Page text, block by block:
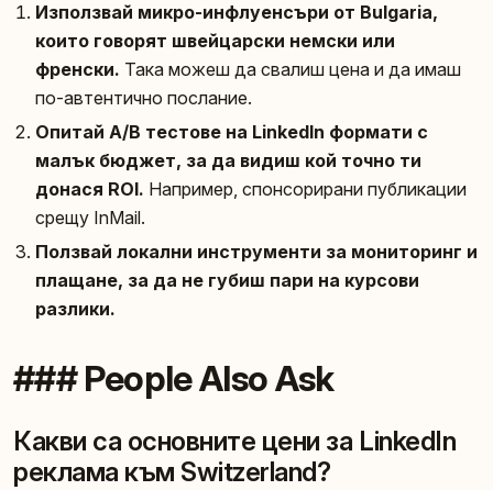
Използвай микро-инфлуенсъри от Bulgaria,
които говорят швейцарски немски или
френски. Така можеш да свалиш цена и да имаш
по-автентично послание.
Опитай A/B тестове на LinkedIn формати с
малък бюджет, за да видиш кой точно ти
донася ROI. Например, спонсорирани публикации
срещу InMail.
Ползвай локални инструменти за мониторинг и
плащане, за да не губиш пари на курсови
разлики.
### People Also Ask
Какви са основните цени за LinkedIn
реклама към Switzerland?